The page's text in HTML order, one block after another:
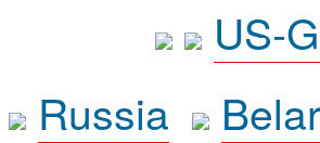
US-
Russia